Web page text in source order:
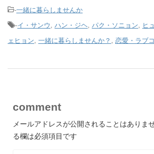
-一緒に暮らしませんか
-イ・サンウ, ハン・ジヘ, パク・ソニョン, ヒ
ェヒョン, 一緒に暮らしませんか？ , 恋愛・ラブ
comment
メールアドレスが公開されることはありませ
る欄は必須項目です